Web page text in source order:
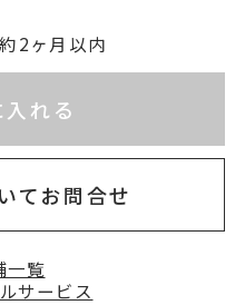
2ヶ月以内
れる
てお問合せ
一覧
サービス